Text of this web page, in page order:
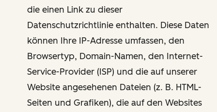
die einen Link zu dieser
Datenschutzrichtlinie enthalten. Diese Daten
können Ihre IP-Adresse umfassen, den
Browsertyp, Domain-Namen, den Internet-
Service-Provider (ISP) und die auf unserer
Website angesehenen Dateien (z. B. HTML-
Seiten und Grafiken), die auf den Websites